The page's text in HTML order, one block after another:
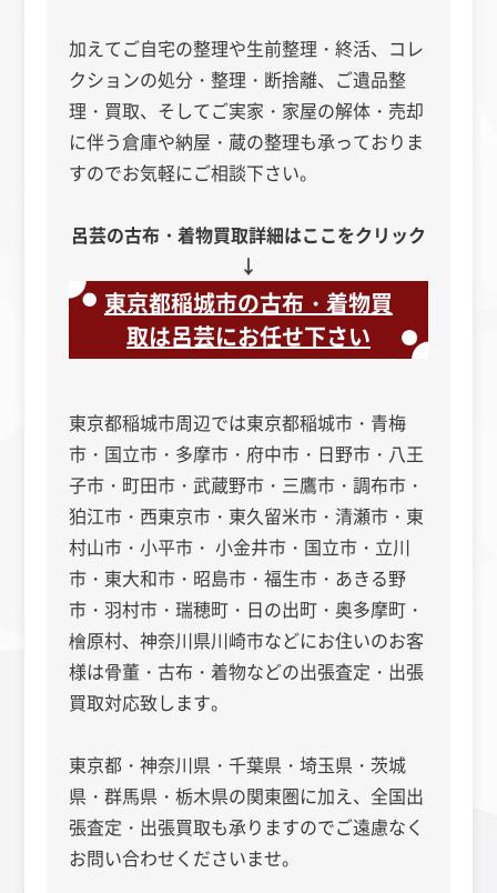
加えてご自宅の整理や生前整理・終活、コレ
クションの処分・整理・断捨離、ご遺品整
理・買取、そしてご実家・家屋の解体・売却
に伴う倉庫や納屋・蔵の整理も承っておりま
すのでお気軽にご相談下さい。
呂芸の古布・着物買取詳細はここをクリック
↓
東京都稲城市の古布・着物買
取は呂芸にお任せ下さい
東京都稲城市周辺では東京都稲城市・ 青梅
市・ 国立市・多摩市 ・府中市・日野市・八王
子市・町田市・ 武蔵野市・三鷹市・調布市・
狛江市・西東京市・東久留米市・清瀬市・東
村山市・小平市・ 小金井市・国立市・立川
市・東大和市・昭島市・福生市・あきる野
市・羽村市・瑞穂町・日の出町・奥多摩町・
檜原村、神奈川県川崎市などにお住いのお客
様は骨董・古布・着物などの出張査定・出張
買取対応致します。
東京都・神奈川県・千葉県・埼玉県・茨城
県・群馬県・栃木県の関東圏に加え、全国出
張査定・出張買取も承りますのでご遠慮なく
お問い合わせくださいませ。